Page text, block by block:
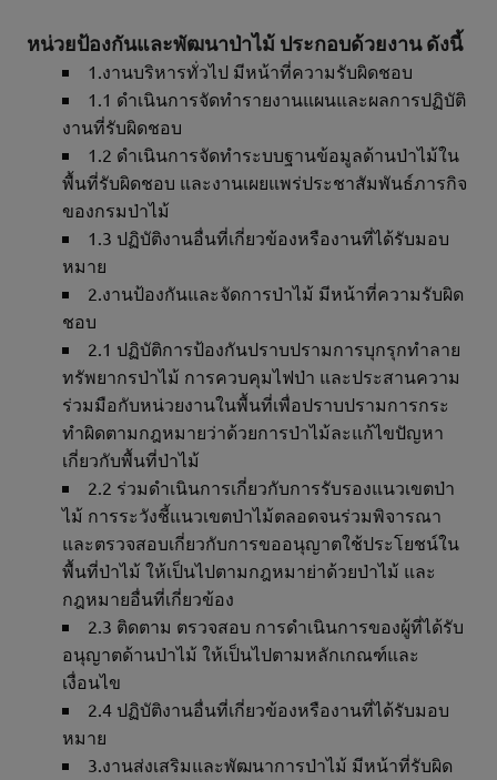
หน่วยป้องกันและพัฒนาป่าไม้ ประกอบด้วยงาน ดังนี้
1.งานบริหารทั่วไป มีหน้าที่ความรับผิดชอบ
1.1 ดำเนินการจัดทำรายงานแผนและผลการปฏิบัติ
งานที่รับผิดชอบ
1.2 ดำเนินการจัดทำระบบฐานข้อมูลด้านป่าไม้ใน
พื้นที่รับผิดชอบ และงานเผยแพร่ประชาสัมพันธ์ภารกิจ
ของกรมป่าไม้
1.3 ปฏิบัติงานอื่นที่เกี่ยวข้องหรืองานที่ได้รับมอบ
หมาย
2.งานป้องกันและจัดการป่าไม้ มีหน้าที่ความรับผิด
ชอบ
2.1 ปฏิบัติการป้องกันปราบปรามการบุกรุกทำลาย
ทรัพยากรป่าไม้ การควบคุมไฟป่า และประสานความ
ร่วมมือกับหน่วยงานในพื้นที่เพื่อปราบปรามการกระ
ทำผิดตามกฎหมายว่าด้วยการป่าไม้ละแก้ไขปัญหา
เกี่ยวกับพื้นที่ป่าไม้
2.2 ร่วมดำเนินการเกี่ยวกับการรับรองแนวเขตป่า
ไม้ การระวังชี้แนวเขตป่าไม้ตลอดจนร่วมพิจารณา
และตรวจสอบเกี่ยวกับการขออนุญาตใช้ประโยชน์ใน
พื้นที่ป่าไม้ ให้เป็นไปตามกฎหมาย่าด้วยป่าไม้ และ
กฎหมายอื่นที่เกี่ยวข้อง
2.3 ติดตาม ตรวจสอบ การดำเนินการของผู้ที่ได้รับ
อนุญาตด้านป่าไม้ ให้เป็นไปตามหลักเกณฑ์และ
เงื่อนไข
2.4 ปฏิบัติงานอื่นที่เกี่ยวข้องหรืองานที่ได้รับมอบ
หมาย
3.งานส่งเสริมและพัฒนาการป่าไม้ มีหน้าที่รับผิด